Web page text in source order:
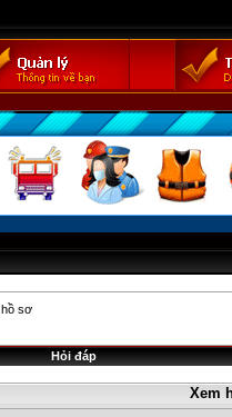
sơ
Hỏi đáp
Xem